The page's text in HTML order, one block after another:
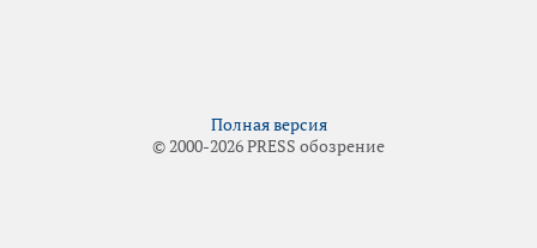
Полная версия
© 2000-2026 PRESS обозрение